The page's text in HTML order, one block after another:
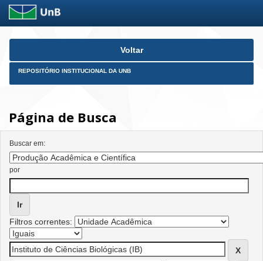
Skip
Voltar
REPOSITÓRIO INSTITUCIONAL DA UNB
Página de Busca
Buscar em:
por
Filtros correntes: